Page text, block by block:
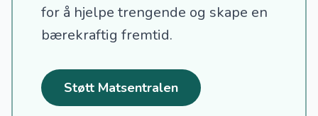
for å hjelpe trengende og skape en
bærekraftig fremtid.
Støtt Matsentralen